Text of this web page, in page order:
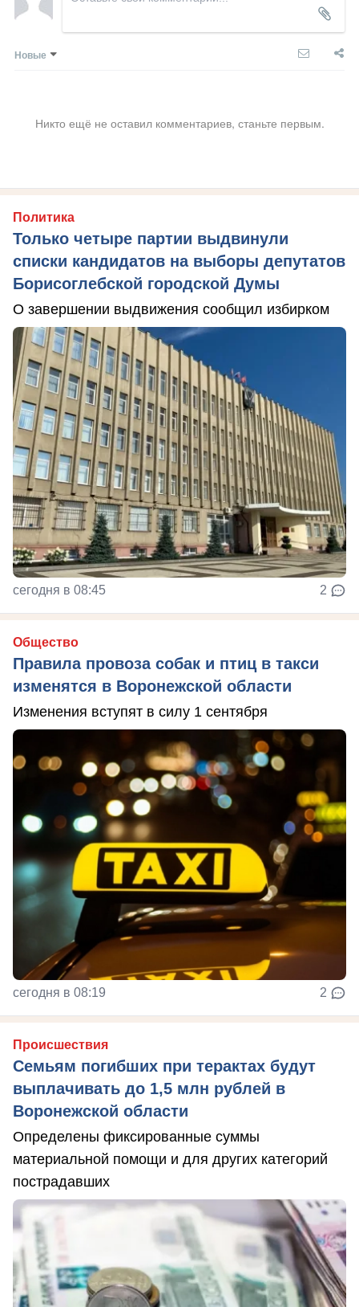
Новые
Никто ещё не оставил комментариев, станьте первым.
Политика
Только четыре партии выдвинули
списки кандидатов на выборы депутатов
Борисоглебской городской Думы
О завершении выдвижения сообщил избирком
сегодня в 08:45 2
Общество
Правила провоза собак и птиц в такси
изменятся в Воронежской области
Изменения вступят в силу 1 сентября
сегодня в 08:19 2
Происшествия
Семьям погибших при терактах будут
выплачивать до 1,5 млн рублей в
Воронежской области
Определены фиксированные суммы
материальной помощи и для других категорий
пострадавших